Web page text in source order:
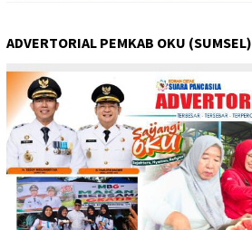
ADVERTORIAL PEMKAB OKU (SUMSEL)